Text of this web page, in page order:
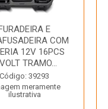
E
COM
12V 16PCS
TRAMO...
Código: 39293
meramente
ilustrativa